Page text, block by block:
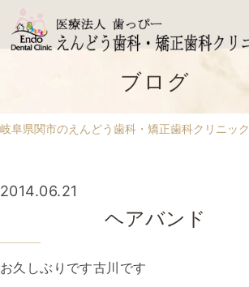
ブログ
岐阜県関市のえんどう歯科・矯正歯科クリニック
ヘアバンド
2014.06.21
お久しぶりです古川です